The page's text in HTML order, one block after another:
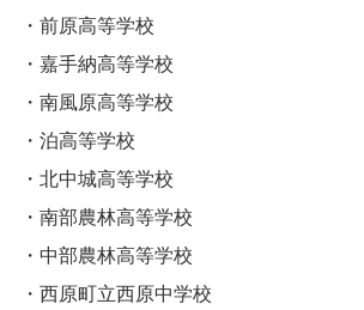
・前原高等学校
・嘉手納高等学校
・南風原高等学校
・泊高等学校
・北中城高等学校
・南部農林高等学校
・中部農林高等学校
・西原町立西原中学校